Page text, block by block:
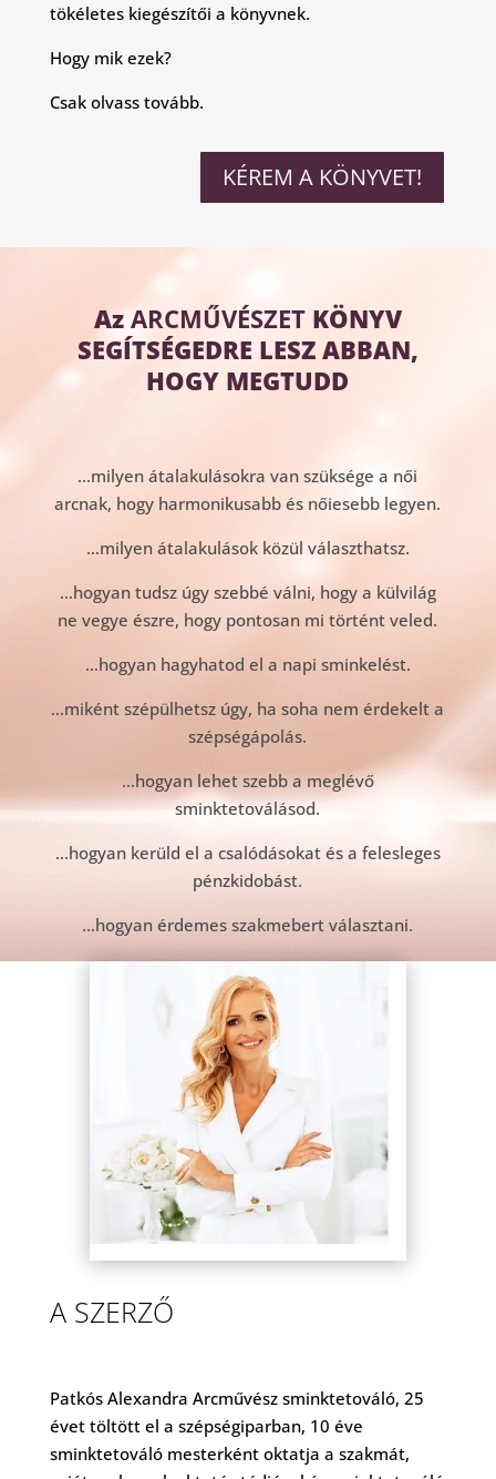
tökéletes kiegészítői a könyvnek.
Hogy mik ezek?
Csak olvass tovább.
KÉREM A KÖNYVET!
AzARCMŰVÉSZETKÖNYV
SEGÍTSÉGEDRE LESZ ABBAN,
HOGY MEGTUDD
…milyen átalakulásokra van szüksége a női
arcnak, hogy harmonikusabb és nőiesebb legyen.
…milyen átalakulások közül választhatsz.
…hogyan tudsz úgy szebbé válni, hogy a külvilág
ne vegye észre, hogy pontosan mi történt veled.
…hogyan hagyhatod el a napi sminkelést.
…miként szépülhetsz úgy, ha soha nem érdekelt a
szépségápolás.
…hogyan lehet szebb a meglévő
sminktetoválásod.
…hogyan kerüld el a csalódásokat és a felesleges
pénzkidobást.
…hogyan érdemes szakmebert választani.
A SZERZŐ
Patkós Alexandra Arcművész sminktetováló, 25
évet töltött el a szépségiparban, 10 éve
sminktetováló mesterként oktatja a szakmát,